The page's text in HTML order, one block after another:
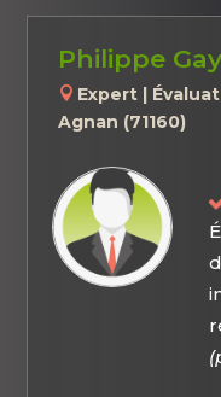
Philippe Gay
Expert |
Agnan (71160)